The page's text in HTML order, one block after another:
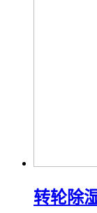
转轮除